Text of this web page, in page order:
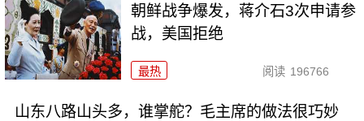
朝鲜战争爆发，蒋介石3次申请参
战，美国拒绝
最热 阅读 196766
山东八路山头多，谁掌舵？毛主席的做法很巧妙